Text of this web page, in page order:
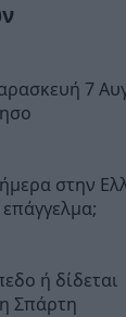
7
στην
ή δίδεται
Σπάρτη